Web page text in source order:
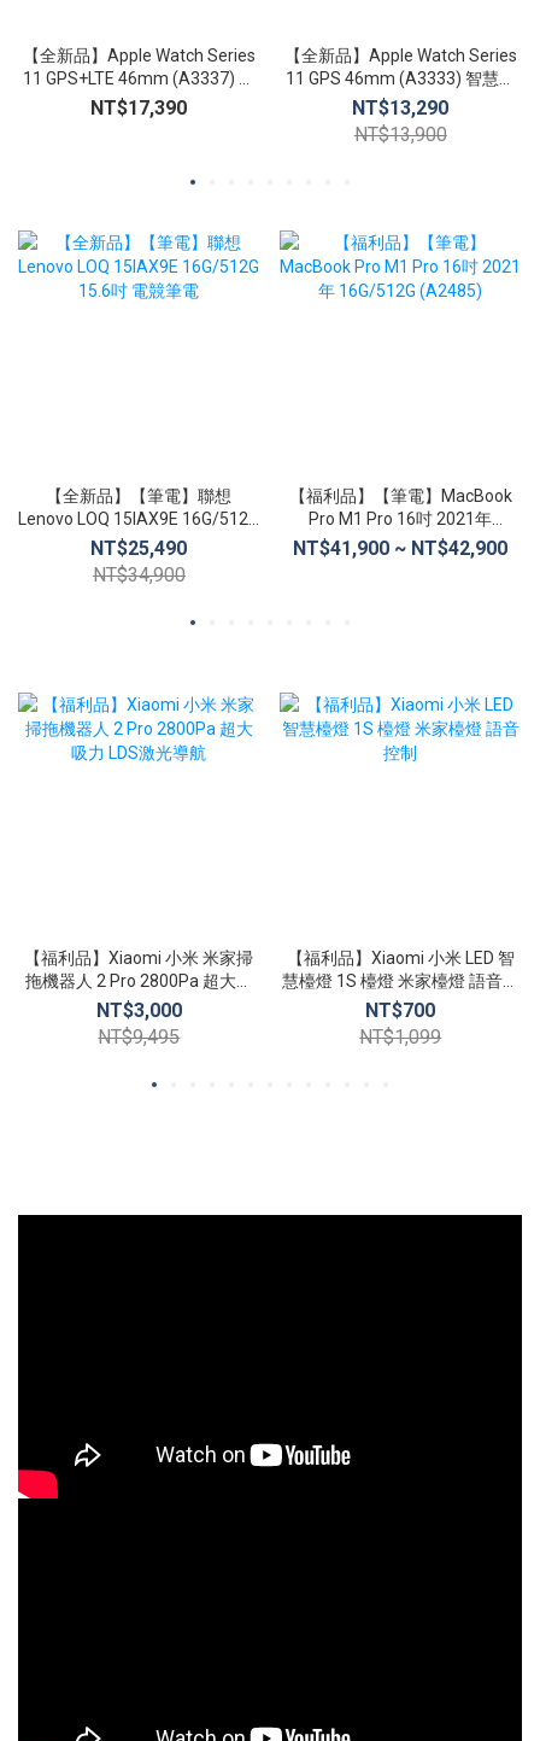
【全新品】Apple Watch Series
11 GPS+LTE 46mm (A3337) 智
慧手錶 心臟健康通知 生命徵象
睡眠追蹤
NT$17,390
【全新品】Apple Watch Series
11 GPS 46mm (A3333) 智慧手
錶 心臟健康通知 生命徵象 睡眠
追蹤
NT$13,290
NT$13,900
【全新品】【筆電】聯想
Lenovo LOQ 15IAX9E 16G/512G
15.6吋 電競筆電
NT$25,490
NT$34,900
【福利品】【筆電】MacBook
Pro M1 Pro 16吋 2021年
16G/512G (A2485)
NT$41,900 ~ NT$42,900
【福利品】Xiaomi 小米 米家掃
拖機器人 2 Pro 2800Pa 超大吸
力 LDS激光導航
NT$3,000
NT$9,495
【福利品】Xiaomi 小米 LED 智
慧檯燈 1S 檯燈 米家檯燈 語音控
制
NT$700
NT$1,099